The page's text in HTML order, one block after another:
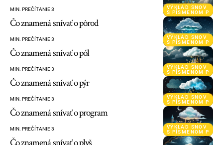
VÝKLAD SNOV
S PÍSMENOM P
MIN. PREČÍTANIE 3
VÝKLAD SNOV
S PÍSMENOM P
Čo znamená snívať o pôrod
MIN. PREČÍTANIE 3
VÝKLAD SNOV
S PÍSMENOM P
Čo znamená snívať o pól
MIN. PREČÍTANIE 3
VÝKLAD SNOV
S PÍSMENOM P
Čo znamená snívať o pýr
MIN. PREČÍTANIE 3
VÝKLAD SNOV
S PÍSMENOM P
Čo znamená snívať o program
MIN. PREČÍTANIE 3